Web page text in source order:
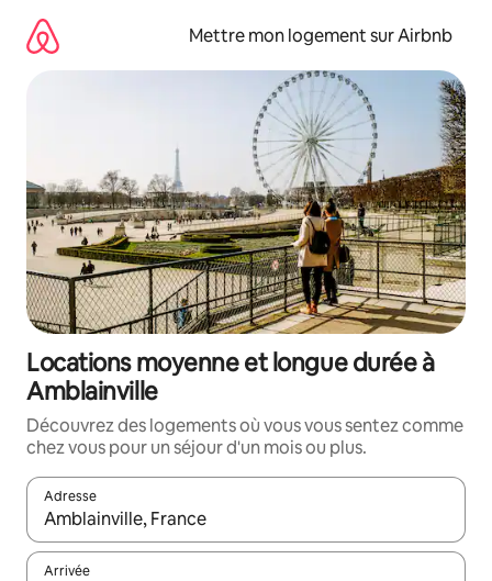
directement
Mettre mon logement sur Airbnb
Locations moyenne et longue durée à
Amblainville
Découvrez des logements où vous vous sentez comme
chez vous pour un séjour d'un mois ou plus.
Adresse
Lorsque les résultats s'affichent, utilisez les flèches vers le
Arrivée